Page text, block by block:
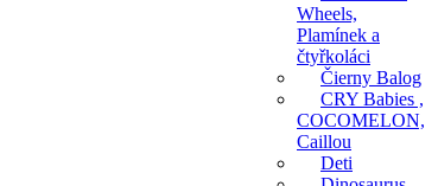
Wheels,
Plamínek a
čtyřkoláci
Čierny Balog
CRY Babies ,
COCOMELON,
Caillou
Deti